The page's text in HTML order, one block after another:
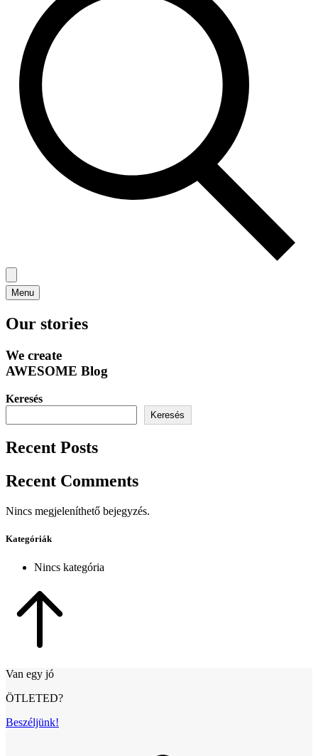
Menu
Our stories
We create
AWESOME Blog
Keresés
Keresés
Recent Posts
Recent Comments
Nincs megjeleníthető bejegyzés.
Kategóriák
Nincs kategória
Van egy jó
ÖTLETED?
Beszéljünk!